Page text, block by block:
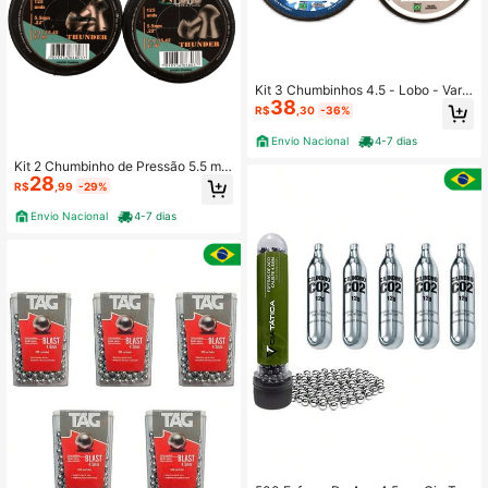
Kit 2 Chumbinho de Pressão 5.5 mm
Thunder Lobo
R$28 ,99 -29%
Envio Nacional 4-7 dias
Kit 3 Chumbinhos 4.5 - Lobo - Varia
dos
R$38,30 -36%
Envio Nacional 4-7 dias